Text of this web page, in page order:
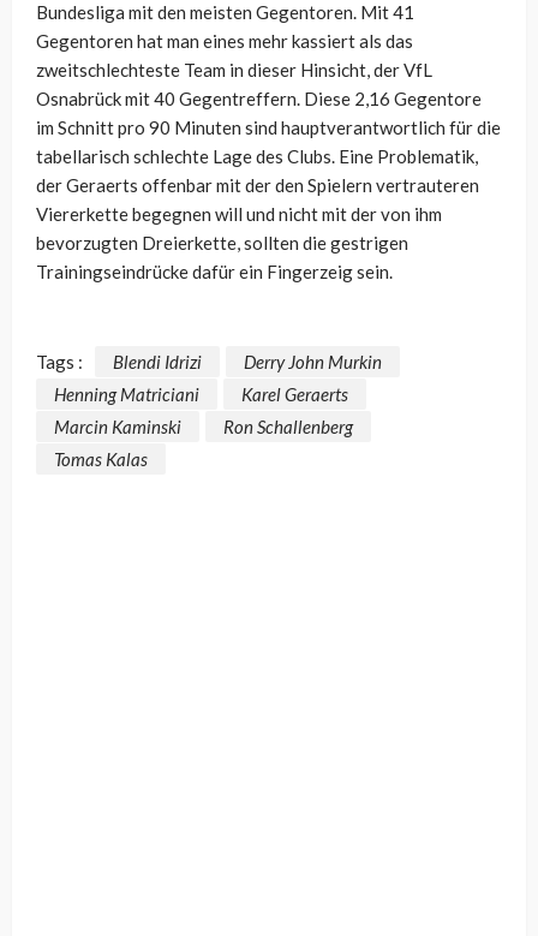
Bundesliga mit den meisten Gegentoren. Mit 41
Gegentoren hat man eines mehr kassiert als das
zweitschlechteste Team in dieser Hinsicht, der VfL
Osnabrück mit 40 Gegentreffern. Diese 2,16 Gegentore
im Schnitt pro 90 Minuten sind hauptverantwortlich für die
tabellarisch schlechte Lage des Clubs. Eine Problematik,
der Geraerts offenbar mit der den Spielern vertrauteren
Viererkette begegnen will und nicht mit der von ihm
bevorzugten Dreierkette, sollten die gestrigen
Trainingseindrücke dafür ein Fingerzeig sein.
Tags : Blendi Idrizi
Derry John Murkin
Henning Matriciani
Karel Geraerts
Marcin Kaminski
Ron Schallenberg
Tomas Kalas